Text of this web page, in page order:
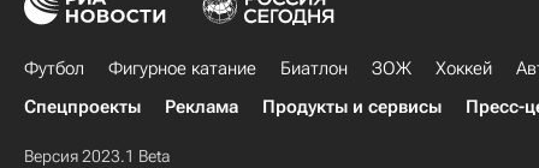
Футбол Фигурное катание Биатлон ЗОЖ Хоккей
Спецпроекты
Реклама Продукты и сервисы Пресс-
Версия 2023.1 Beta